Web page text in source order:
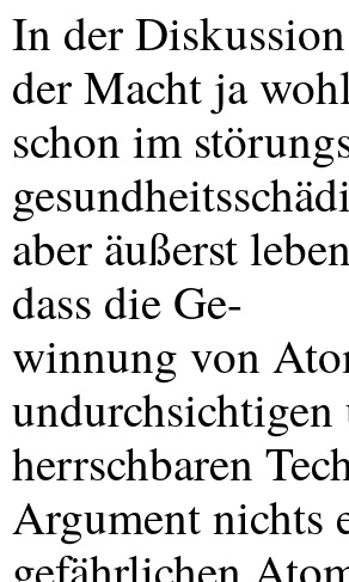
In der
der Macht ja
schon im
aber äußerst
dass die Ge-
winnung von
herrschbaren
Argument nichts